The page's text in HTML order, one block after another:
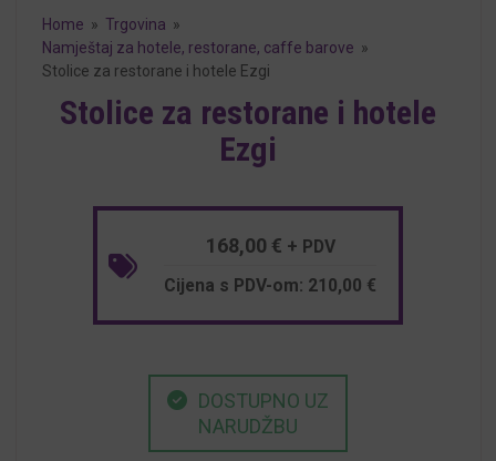
Home » Trgovina »
Namještaj za hotele, restorane, caffe barove »
Stolice za restorane i hotele Ezgi
Stolice za restorane i hotele
Ezgi
168,00 € + PDV
Cijena s PDV-om: 210,00 €
DOSTUPNO UZ
NARUDŽBU